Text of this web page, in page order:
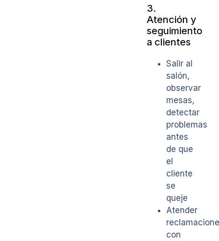
3.
Atención y
seguimiento
a clientes
Salir al
salón,
observar
mesas,
detectar
problemas
antes
de que
el
cliente
se
queje
Atender
con